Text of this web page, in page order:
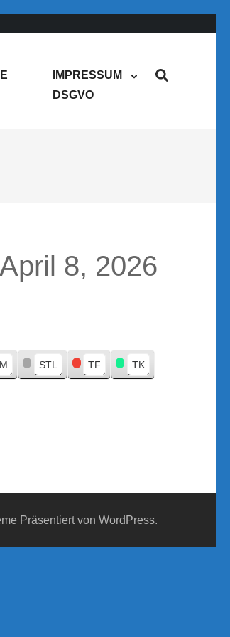
IMPRESSUM
DSGVO
April 8, 2026
STL TF TK
Präsentiert von WordPress.